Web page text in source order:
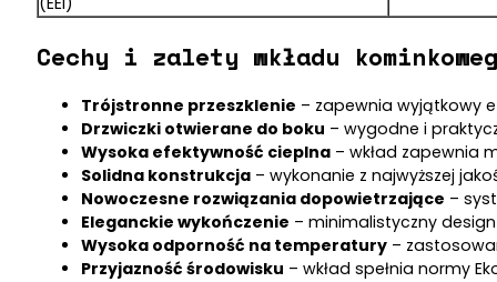
Cechy i zalety wkładu
Trójstronne przeszklenie – zapewnia wyjątkowy
Drzwiczki otwierane do boku – wygodne i
Wysoka efektywność cieplna– wkład zapewnia
Solidna konstrukcja– wykonanie z najwyższej
Nowoczesne rozwiązania dopowietrzające –
Eleganckie wykończenie – minimalistyczny
Wysoka odporność na temperatury–
Przyjazność środowisku – wkład spełnia normy